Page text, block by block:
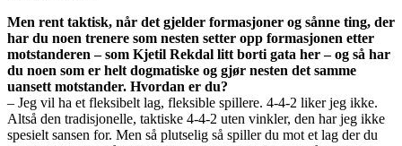
Men rent taktisk, når det gjelder formasjoner og sånne ting, der
har du noen trenere som nesten setter opp formasjonen etter
motstanderen – som Kjetil Rekdal litt borti gata her – og så har
du noen som er helt dogmatiske og gjør nesten det samme
uansett motstander. Hvordan er du?
– Jeg vil ha et fleksibelt lag, fleksible spillere. 4-4-2 liker jeg ikke.
Altså den tradisjonelle, taktiske 4-4-2 uten vinkler, den har jeg ikke
spesielt sansen for. Men så plutselig så spiller du mot et lag der du